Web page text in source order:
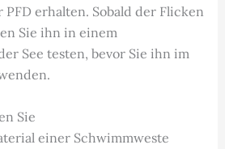
erhalten. Sobald der Flicken
Sie ihn in einem
See testen, bevor Sie ihn im
Sie
einer Schwimmweste